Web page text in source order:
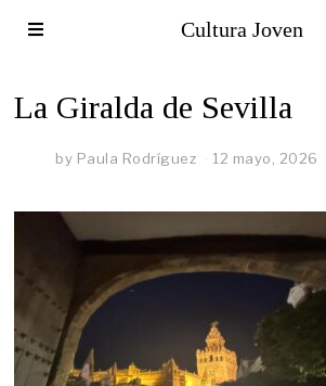
Cultura Joven
La Giralda de Sevilla
by Paula Rodríguez 12 mayo, 2026